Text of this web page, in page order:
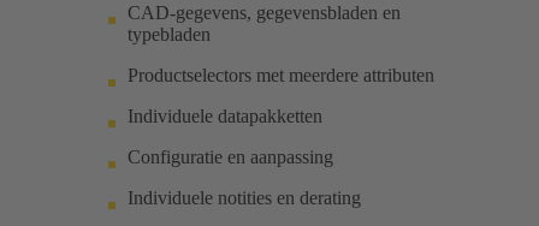
CAD-gegevens, gegevensbladen en
typebladen
Productselectors met meerdere attributen
Individuele datapakketten
Configuratie en aanpassing
Individuele notities en derating